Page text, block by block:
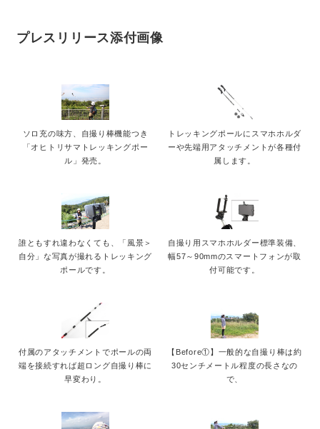
プレスリリース添付画像
ソロ充の味方、自撮り棒機能つき
「オヒトリサマトレッキングポー
ル」発売。
トレッキングポールにスマホホルダ
ーや先端用アタッチメントが各種付
属します。
誰ともすれ違わなくても、「風景＞
自分」な写真が撮れるトレッキング
ポールです。
自撮り用スマホホルダー標準装備、
幅57～90mmのスマートフォンが取
付可能です。
付属のアタッチメントでポールの両
端を接続すれば超ロング自撮り棒に
早変わり。
【Before①】一般的な自撮り棒は約
30センチメートル程度の長さなの
で、